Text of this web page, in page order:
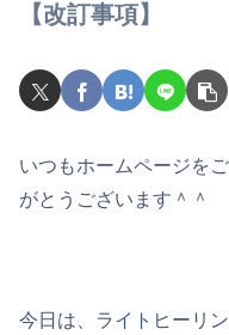
【改訂事項】
いつもホームページを
がとうございます＾＾
今日は、ライトヒーリ